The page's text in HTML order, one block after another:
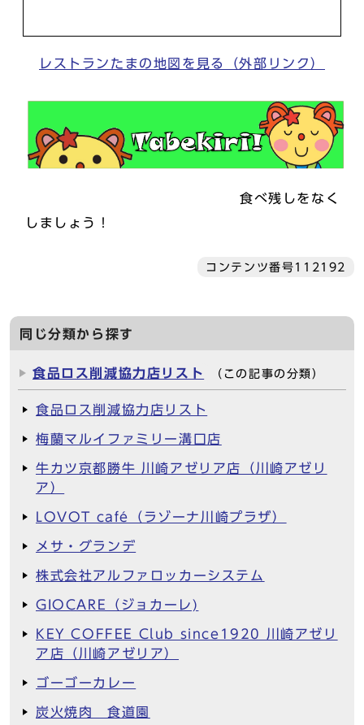
レストランたまの地図を見る（外部リンク）
食べ残しをなく
しましょう！
コンテンツ番号112192
同じ分類から探す
食品ロス削減協力店リスト （この記事の分類）
食品ロス削減協力店リスト
梅蘭マルイファミリー溝口店
牛カツ京都勝牛 川崎アゼリア店（川崎アゼリ
ア）
LOVOT café（ラゾーナ川崎プラザ）
メサ・グランデ
株式会社アルファロッカーシステム
GIOCARE（ジョカーレ)
KEY COFFEE Club since1920 川崎アゼリ
ア店（川崎アゼリア）
ゴーゴーカレー
炭火焼肉 食道園